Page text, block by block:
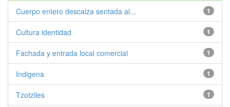
1
Cuerpo entero descalza sentada al...
1
Cultura identidad
1
Fachada y entrada local comercial
1
Indigena
1
Tzotziles